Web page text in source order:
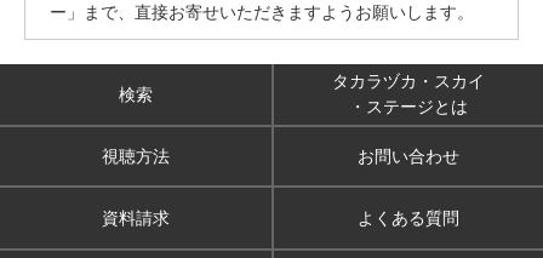
ー」まで、直接お寄せいただきますようお願いします。
検索
タカラヅカ・スカイ
・ステージとは
視聴方法 お問い合わせ
資料請求 よくある質問